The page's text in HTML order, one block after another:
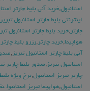
استانبول,خرید آنی بلیط چارتر
اینترنتی بلیط چارتر استانبول تبریز
چارتر ,خرید بلیط چارتر استانبول
هواپیما,خرید چارتر ,رزرو بلیط
آنی بلیط چارتر استانبول تبریز ,
استانبول تبریز ,صدور بلیط چارتر
چارتر تبریز استانبول,نرخ ویژه
استانبول,هواپیما تبریز استانبول